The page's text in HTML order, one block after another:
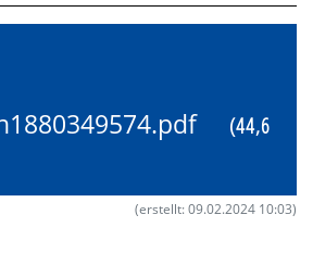
(44,6
(erstellt: 09.02.2024 10:03)